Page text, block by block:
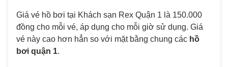
Giá vé hồ bơi tại Khách sạn Rex Quận 1 là 150.000
đồng cho mỗi vé, áp dụng cho mỗi giờ sử dụng. Giá
vé này cao hơn hẳn so với mặt bằng chung các hồ
bơi quận 1.